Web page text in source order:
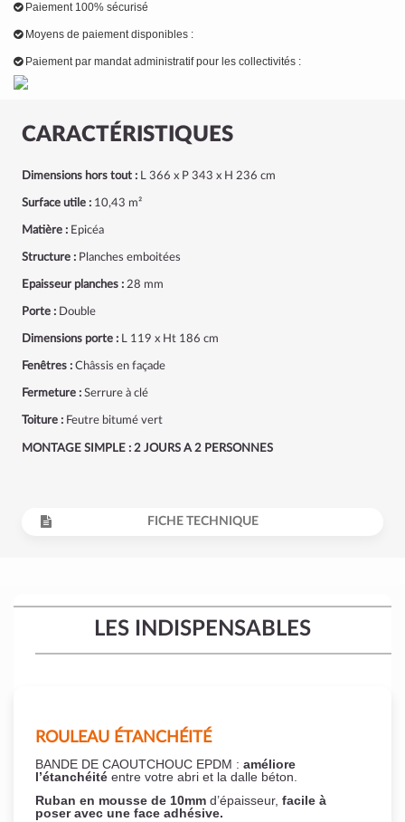
CARACTÉRISTIQUES
Dimensions hors tout : L 366 x P 343 x H 236 cm
Surface utile : 10,43 m²
Matière : Epicéa
Structure : Planches emboitées
Epaisseur planches : 28 mm
Porte : Double
Dimensions porte : L 119 x Ht 186 cm
Fenêtres : Châssis en façade
Fermeture : Serrure à clé
Toiture : Feutre bitumé vert
MONTAGE SIMPLE : 2 JOURS A 2 PERSONNES
FICHE TECHNIQUE
Paiement 100% sécurisé
Moyens de paiement disponibles :
Paiement par mandat administratif pour les collectivités :
LES INDISPENSABLES
ROULEAU ÉTANCHÉITÉ
BANDE DE CAOUTCHOUC EPDM : améliore
l’étanchéité entre votre abri et la dalle béton.
Ruban en mousse de 10mm d’épaisseur, facile à
poser avec une face adhésive.